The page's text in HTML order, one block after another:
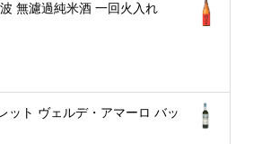
無濾過純米酒 一回火入れ
ト ヴェルデ・アマーロ バッ